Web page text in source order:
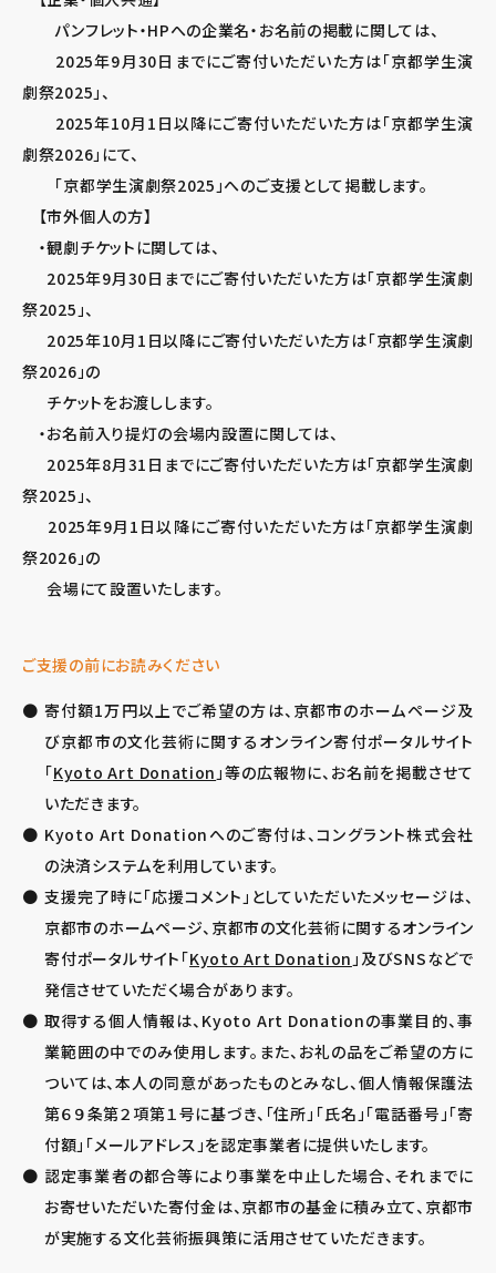
パンフレット・HPへの企業名・お名前の掲載に関しては、
2025年9月30日までにご寄付いただいた方は「京都学生演
劇祭2025」、
2025年10月1日以降にご寄付いただいた方は「京都学生演
劇祭2026」にて、
「京都学生演劇祭2025」へのご支援として掲載します。
【市外個人の方】
・観劇チケットに関しては、
2025年9月30日までにご寄付いただいた方は「京都学生演劇
祭2025」、
2025年10月1日以降にご寄付いただいた方は「京都学生演劇
祭2026」の
チケットをお渡しします。
・お名前入り提灯の会場内設置に関しては、
2025年8月31日までにご寄付いただいた方は「京都学生演劇
祭2025」、
2025年9月1日以降にご寄付いただいた方は「京都学生演劇
祭2026」の
会場にて設置いたします。
ご支援の前にお読みください
寄付額1万円以上でご希望の方は、京都市のホームページ及
び京都市の文化芸術に関するオンライン寄付ポータルサイト
「Kyoto Art Donation」等の広報物に、お名前を掲載させて
いただきます。
Kyoto Art Donationへのご寄付は、コングラント株式会社
の決済システムを利用しています。
支援完了時に「応援コメント」としていただいたメッセージは、
京都市のホームページ、京都市の文化芸術に関するオンライン
寄付ポータルサイト「Kyoto Art Donation」及びSNSなどで
発信させていただく場合があります。
取得する個人情報は、Kyoto Art Donationの事業目的、事
業範囲の中でのみ使用します。また、お礼の品をご希望の方に
ついては、本人の同意があったものとみなし、個人情報保護法
第６９条第２項第１号に基づき、「住所」「氏名」「電話番号」「寄
付額」「メールアドレス」を認定事業者に提供いたします。
認定事業者の都合等により事業を中止した場合、それまでに
お寄せいただいた寄付金は、京都市の基金に積み立て、京都市
が実施する文化芸術振興策に活用させていただきます。